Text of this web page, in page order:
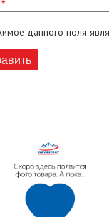
*
данного поля